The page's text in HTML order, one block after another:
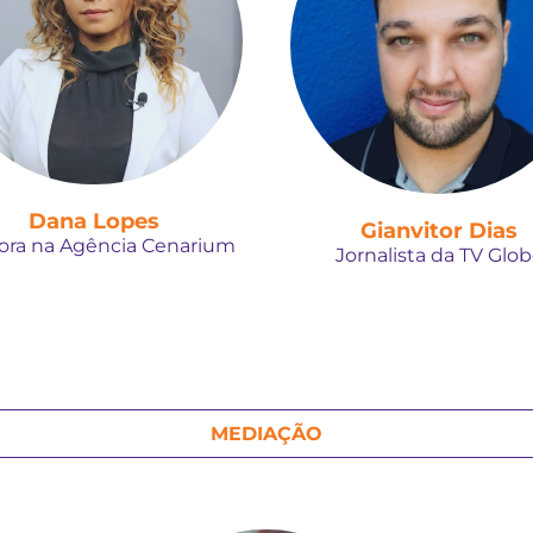
Dana Lopes
na Agência Cenarium
Gianvitor Dias
Jornalista da TV
MEDIAÇÃO